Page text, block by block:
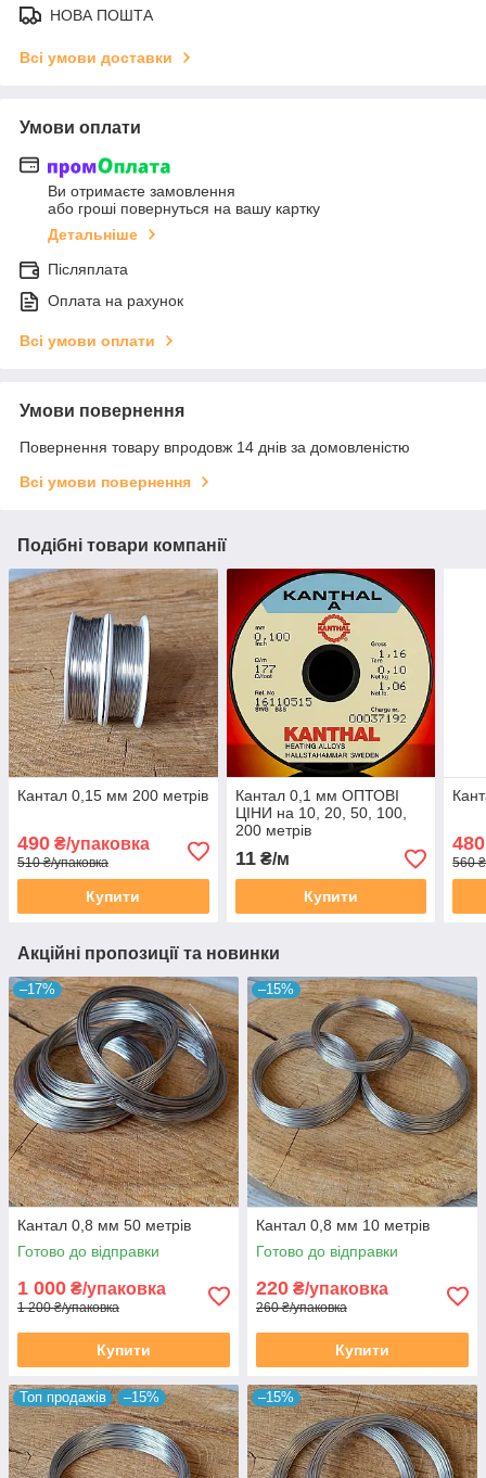
НОВА ПОШТА
Всі умови доставки
Умови оплати
Ви отримаєте замовлення
або гроші повернуться на вашу картку
Детальніше
Післяплата
Оплата на рахунок
Всі умови оплати
Умови повернення
Повернення товару впродовж 14 днів за домовленістю
Всі умови повернення
Подібні товари компанії
Кантал 0,15 мм 200 метрів
490 ₴/упаковка
510 ₴/упаковка
Купити
Кантал 0,1 мм ОПТОВІ
ЦІНИ на 10, 20, 50, 100,
200 метрів
11₴/м
Купити
480
560
Акційні пропозиції та новинки
–17%
Кантал 0,8 мм 50 метрів
Готово до відправки
1 000 ₴/упаковка
1 200 ₴/упаковка
Купити
–15%
Кантал 0,8 мм 10 метрів
Готово до відправки
220 ₴/упаковка
260 ₴/упаковка
Купити
Топ продажів –15% –15%